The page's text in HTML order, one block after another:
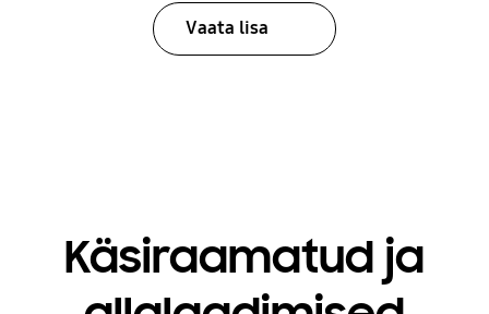
Vaata lisa
Käsiraamatud ja